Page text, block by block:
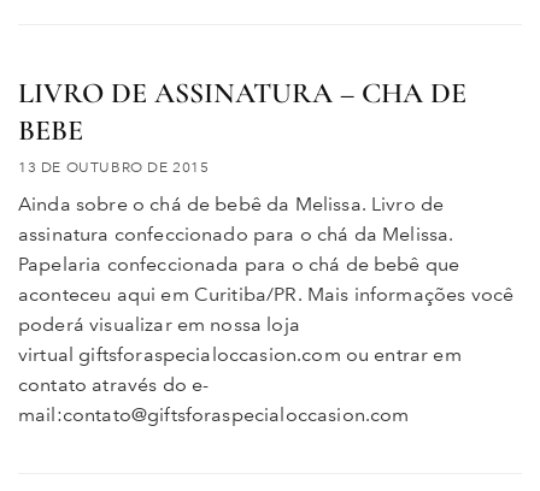
LIVRO DE ASSINATURA – CHA DE
BEBE
13 DE OUTUBRO DE 2015
Ainda sobre o chá de bebê da Melissa. Livro de
assinatura confeccionado para o chá da Melissa.
Papelaria confeccionada para o chá de bebê que
aconteceu aqui em Curitiba/PR. Mais informações você
poderá visualizar em nossa loja
virtual giftsforaspecialoccasion.com ou entrar em
contato através do e-
mail:contato@giftsforaspecialoccasion.com